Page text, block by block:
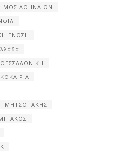
ΑΘΗΝΑΙΩΝ
ΕΝΩΣΗ
ΘΕΣΣΑΛΟΝΙΚΗ
ΜΗΤΣΟΤΑΚΗΣ